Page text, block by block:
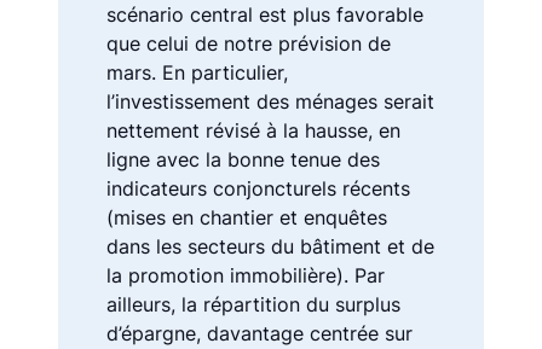
scénario central est plus favorable
que celui de notre prévision de
mars. En particulier,
l’investissement des ménages serait
nettement révisé à la hausse, en
ligne avec la bonne tenue des
indicateurs conjoncturels récents
(mises en chantier et enquêtes
dans les secteurs du bâtiment et de
la promotion immobilière). Par
ailleurs, la répartition du surplus
d’épargne, davantage centrée sur